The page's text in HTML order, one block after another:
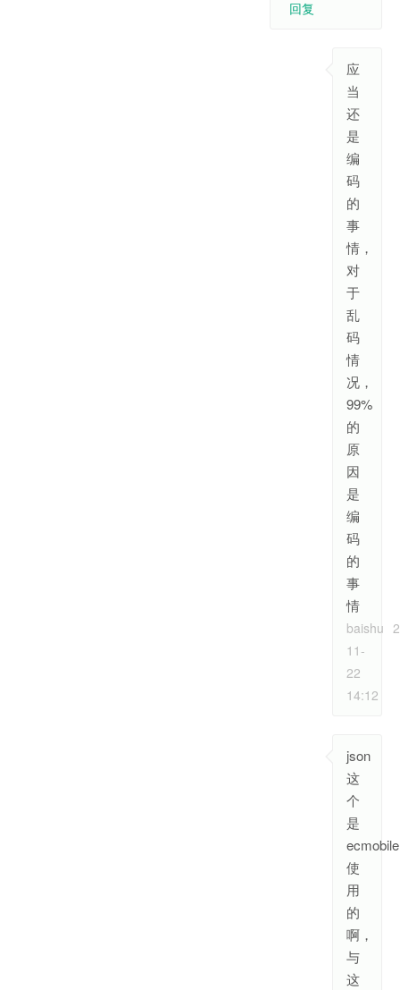
回复
应
当
还
是
编
码
的
事
情，
对
于
乱
码
情
况，
99%
的
原
因
是
编
码
的
事
情
baishu
11-
22
14:12
json
这
个
是
ecmobile
使
用
的
啊，
与
这